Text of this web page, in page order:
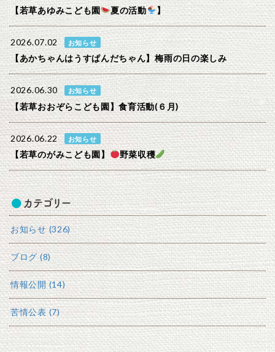
【若草あゆみこども園 夏の活動 】
2026.07.02 お知らせ
【あかちゃんはうすぱんだちゃん】梅雨の日の楽しみ
2026.06.30 お知らせ
【若草おおぞらこども園】食育活動(６月)
2026.06.22 お知らせ
【若草のがみこども園】 野菜収穫
カテゴリー
お知らせ (326)
ブログ (8)
情報公開 (14)
苦情公表 (7)